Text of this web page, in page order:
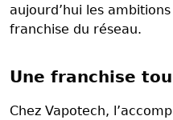
aujourd’hui les
franchise du réseau.
Une franchise
Chez Vapotech,